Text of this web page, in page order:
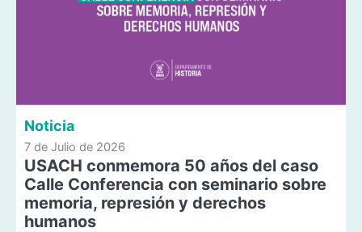
Noticia
7 de Julio de 2026
USACH conmemora 50 años del caso
Calle Conferencia con seminario sobre
memoria, represión y derechos
humanos